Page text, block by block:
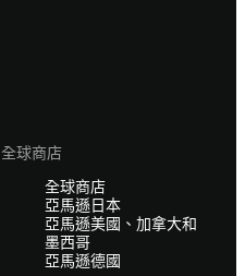
全球商店
全球商店
亞馬遜日本
亞馬遜美國、加拿大和
墨西哥
亞馬遜德國